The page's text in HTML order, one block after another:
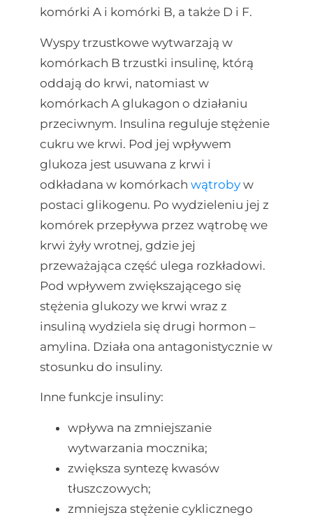
komórki A i komórki B, a także D i F.
Wyspy trzustkowe wytwarzają w
komórkach B trzustki insulinę, którą
oddają do krwi, natomiast w
komórkach A glukagon o działaniu
przeciwnym. Insulina reguluje stężenie
cukru we krwi. Pod jej wpływem
glukoza jest usuwana z krwi i
odkładana w komórkach wątrobyw
postaci glikogenu. Po wydzieleniu jej z
komórek przepływa przez wątrobę we
krwi żyły wrotnej, gdzie jej
przeważająca część ulega rozkładowi.
Pod wpływem zwiększającego się
stężenia glukozy we krwi wraz z
insuliną wydziela się drugi hormon –
amylina. Działa ona antagonistycznie w
stosunku do insuliny.
Inne funkcje insuliny:
wpływa na zmniejszanie
wytwarzania mocznika;
zwiększa syntezę kwasów
tłuszczowych;
zmniejsza stężenie cyklicznego